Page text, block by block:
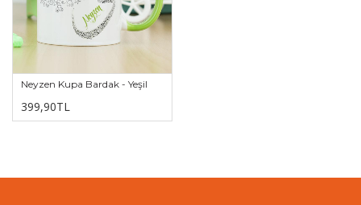
Neyzen Kupa Bardak - Yeşil
399,90TL